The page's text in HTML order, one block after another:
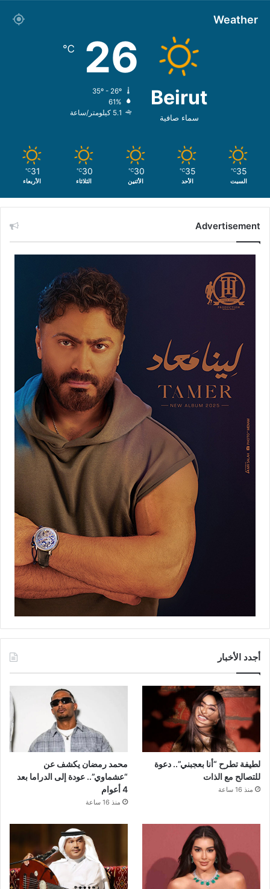
Weather
Beirut
سماء صافية
26
℃
61%
5.1 كيلومتر/ساعة
35
℃
السبت
35
℃
الأحد
30
℃
الأثنين
30
℃
الثلاثاء
31
℃
الأربعاء
Advertisement
أجدد الأخبار
لطيفة تطرح “أنا بعجبني”.. دعوة
للتصالح مع الذات
منذ 16 ساعة
محمد رمضان يكشف عن
“عشماوي”.. عودة إلى الدراما بعد
4 أعوام
منذ 16 ساعة